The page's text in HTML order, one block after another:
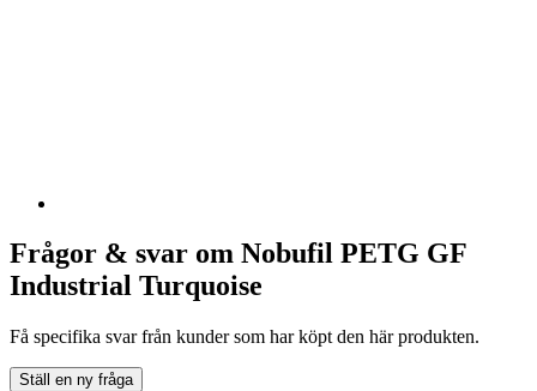
Frågor & svar om Nobufil PETG GF
Industrial Turquoise
Få specifika svar från kunder som har köpt den här produkten.
Ställ en ny fråga